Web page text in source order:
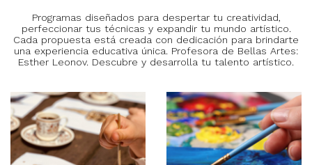
Programas diseñados para despertar tu creatividad,
perfeccionar tus técnicas y expandir tu mundo artístico.
Cada propuesta está creada con dedicación para brindarte
una experiencia educativa única. Profesora de Bellas Artes:
Esther Leonov. Descubre y desarrolla tu talento artístico.